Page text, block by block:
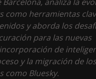
como herramientas
y aborda los
para las nuevas
de
y la migración de
como Bluesky.